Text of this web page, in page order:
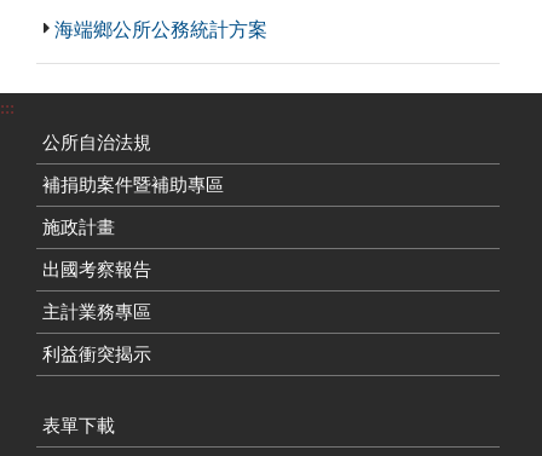
海端鄉公所公務統計方案
:::
公所自治法規
補捐助案件暨補助專區
施政計畫
出國考察報告
主計業務專區
利益衝突揭示
表單下載